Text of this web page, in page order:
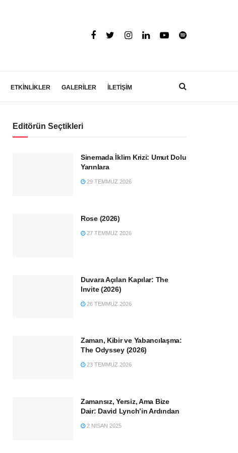
ETKİNLİKLER GALERİLER İLETİŞİM
Editörün Seçtikleri
Sinemada İklim Krizi: Umut Dolu
Yarınlara
29 TEMMUZ 2026
Rose (2026)
27 TEMMUZ 2026
Duvara Açılan Kapılar: The
Invite (2026)
26 TEMMUZ 2026
Zaman, Kibir ve Yabancılaşma:
The Odyssey (2026)
23 TEMMUZ 2026
Zamansız, Yersiz, Ama Bize
Dair: David Lynch’in Ardından
2 NISAN 2025